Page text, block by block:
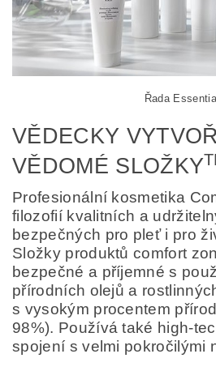
Řada Essential
VĚDECKY
VĚDOMÉ SLOŽKY
Profesionální kosmetika
filozofií kvalitních a
bezpečných pro pleť i pro
Složky produktů comfort
bezpečné a příjemné s
přírodních olejů a
s vysokým procentem
98%). Používá také high-
spojení s velmi pokročilými